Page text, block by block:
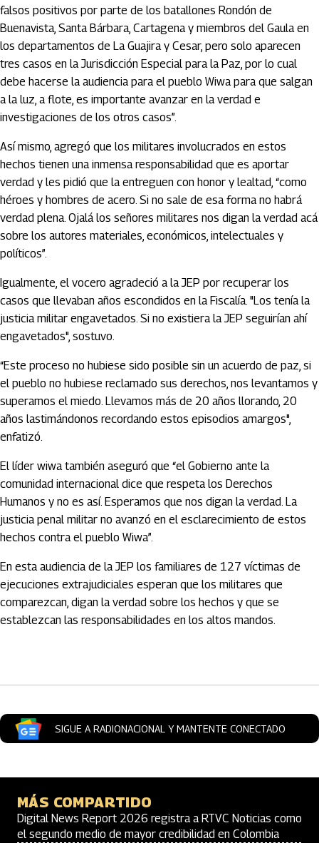
falsos positivos por parte de los batallones Rondón de
Buenavista, Santa Bárbara, Cartagena y miembros del Gaula en
los departamentos de La Guajira y Cesar, pero solo aparecen
tres casos en la Jurisdicción Especial para la Paz, por lo cual
debe hacerse la audiencia para el pueblo Wiwa para que salgan
a la luz, a flote, es importante avanzar en la verdad e
investigaciones de los otros casos”.
Así mismo, agregó que los militares involucrados en estos
hechos tienen una inmensa responsabilidad que es aportar
verdad y les pidió que la entreguen con honor y lealtad, “como
héroes y hombres de acero. Si no sale de esa forma no habrá
verdad plena. Ojalá los señores militares nos digan la verdad acá
sobre los autores materiales, económicos, intelectuales y
políticos”.
Igualmente, el vocero agradeció a la JEP por recuperar los
casos que llevaban años escondidos en la Fiscalía. "Los tenía la
justicia militar engavetados. Si no existiera la JEP seguirían ahí
engavetados", sostuvo.
“Este proceso no hubiese sido posible sin un acuerdo de paz, si
el pueblo no hubiese reclamado sus derechos, nos levantamos y
superamos el miedo. Llevamos más de 20 años llorando, 20
años lastimándonos recordando estos episodios amargos",
enfatizó.
El líder wiwa también aseguró que “el Gobierno ante la
comunidad internacional dice que respeta los Derechos
Humanos y no es así. Esperamos que nos digan la verdad. La
justicia penal militar no avanzó en el esclarecimiento de estos
hechos contra el pueblo Wiwa”.
En esta audiencia de la JEP los familiares de 127 víctimas de
ejecuciones extrajudiciales esperan que los militares que
comparezcan, digan la verdad sobre los hechos y que se
establezcan las responsabilidades en los altos mandos.
SIGUE A RADIONACIONAL Y MANTENTE CONECTADO
MÁS COMPARTIDO
Digital News Report 2026 registra a RTVC Noticias como
el segundo medio de mayor credibilidad en Colombia